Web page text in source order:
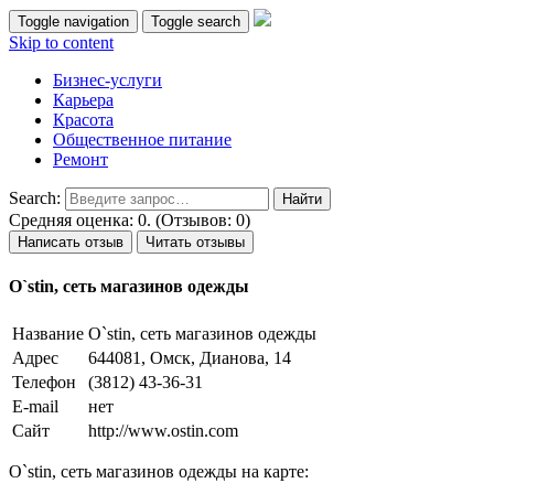
Toggle navigation Toggle search
Skip to content
Бизнес-услуги
Карьера
Красота
Общественное питание
Ремонт
Search:
Средняя оценка: 0. (Отзывов: 0)
Написать отзыв Читать отзывы
O`stin, сеть магазинов одежды
Название O`stin, сеть магазинов одежды
Адрес
644081, Омск, Дианова, 14
Телефон
(3812) 43-36-31
E-mail
нет
Сайт
http://www.ostin.com
O`stin, сеть магазинов одежды на карте: